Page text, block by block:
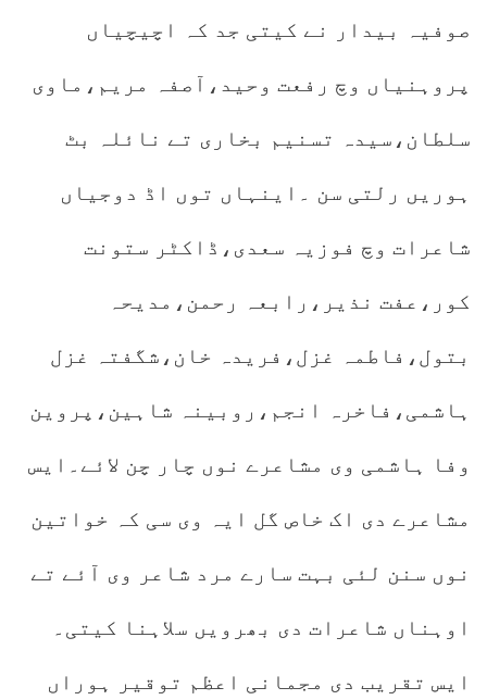
صوفیہ بیدار نے کیتی جد کہ اچیچیاں
پروہنیاں وچ رفعت وحید،آصفہ مریم،ماوی
سلطان،سیدہ تسنیم بخاری تے نائلہ بٹ
ہوریں رلتی سن ۔اینہاں توں اڈ دوجیاں
شاعرات وچ فوزیہ سعدی،ڈاکٹر ستونت
کور،عفت نذیر،رابعہ رحمن،مدیحہ
بتول،فاطمہ غزل،فریدہ خان،شگفتہ غزل
ہاشمی،فاخرہ انجم،روبینہ شاہین،پروین
وفا ہاشمی وی مشاعرے نوں چار چن لائے۔ایس
مشاعرے دی اک خاص گل ایہ وی سی کہ خواتین
نوں سنن لئی بہت سارے مرد شاعر وی آئے تے
اوہناں شاعرات دی بھرویں سلاہنا کیتی۔
ایس تقریب دی مجمانی اعظم توقیر ہوراں